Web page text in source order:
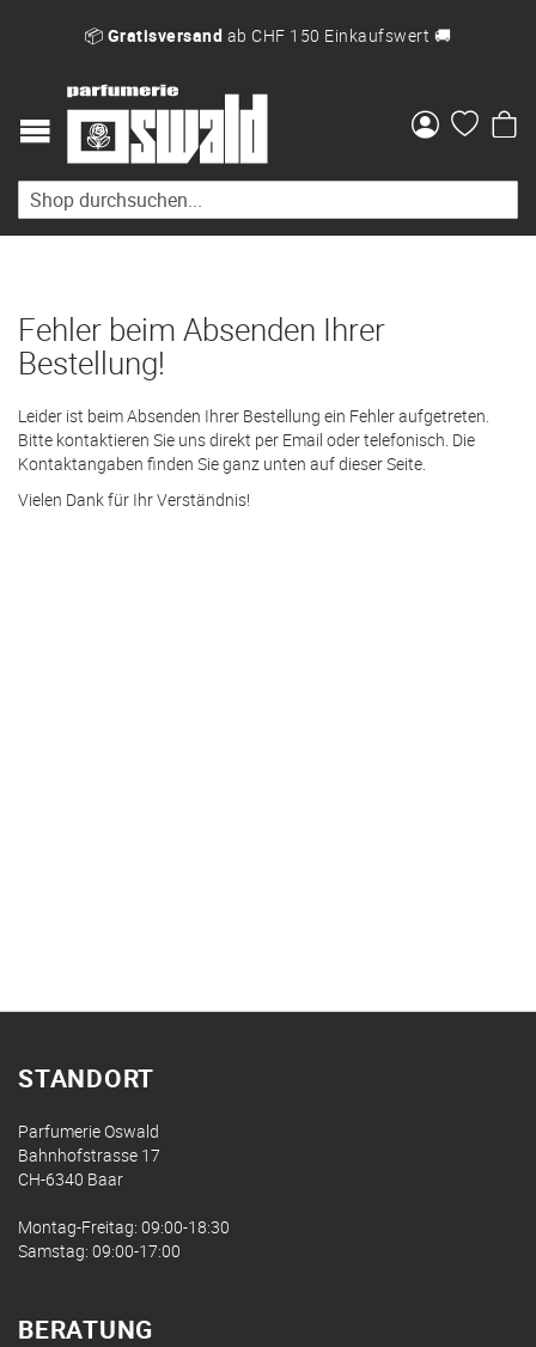
📦 Gratisversand ab CHF 150 Einkaufswert 🚚
Fehler beim Absenden Ihrer
Bestellung!
Leider ist beim Absenden Ihrer Bestellung ein Fehler aufgetreten.
Bitte kontaktieren Sie uns direkt per Email oder telefonisch. Die
Kontaktangaben finden Sie ganz unten auf dieser Seite.
Vielen Dank für Ihr Verständnis!
STANDORT
Parfumerie Oswald
Bahnhofstrasse 17
CH-6340 Baar
Montag-Freitag: 09:00-18:30
Samstag: 09:00-17:00
BERATUNG